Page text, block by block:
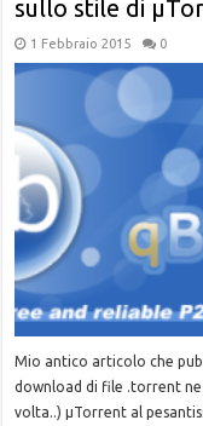
sullo stile di
1 Febbraio 2015 0
Mio antico articolo che
download di file .torrent
volta..) μTorrent al